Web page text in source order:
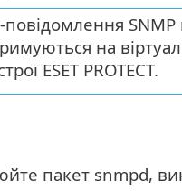
повідомлення SNMP
на
ESET PROTECT.
пакет snmpd,